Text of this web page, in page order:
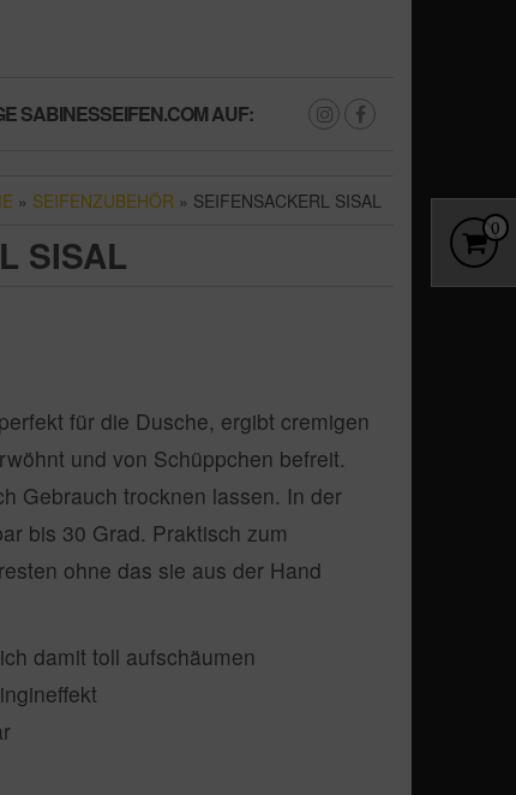
SABINESSEIFEN.COM AUF:
» SEIFENZUBEHÖR » SEIFENSACKERL SISAL
SISAL
für die Dusche, ergibt cremigen
und von Schüppchen befreit.
Gebrauch trocknen lassen. In der
bis 30 Grad. Praktisch zum
ohne das sie aus der Hand
damit toll aufschäumen
0